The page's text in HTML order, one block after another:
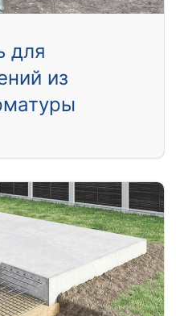
для
из